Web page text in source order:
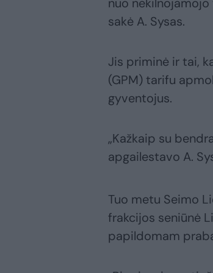
nuo
sakė A. Sysas.
Jis priminė ir tai,
(GPM) tarifu
gyventojus.
„Kažkaip su
apgailestavo A.
Tuo metu Seimo
frakcijos seniūnė
papildomam